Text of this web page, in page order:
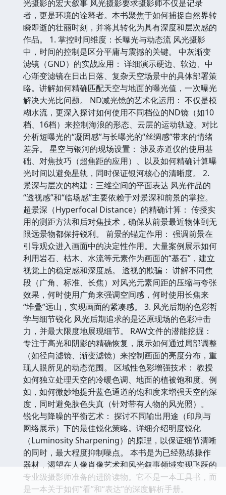
光摄影的宏大叙事 风光摄影要求摄影师不仅是记录
者，更是环境的诠释者。本书聚焦于如何捕捉自然界转
瞬即逝的壮丽时刻，并将其转化为具有深度和层次感的
作品。 1. 掌控时间维度：长曝光与动态流 风光摄影
中，时间的控制是区分平庸与震撼的关键。 中灰渐变
滤镜（GND）的实战应用： 详细演示硬边、软边、中
心渐变滤镜在日出日落、复杂天空场景中的具体部署策
略。讲解如何精确匹配天空与地面的曝光值，一次曝光
解决大光比问题。 ND减光镜的艺术化运用： 不仅是模
糊水流，更深入探讨如何使用不同档位的ND镜（如10
档、16档）来控制海浪的形态、云层的运动轨迹。对比
分析短曝光的“凝固感”与长曝光的“丝绸感”带来的情绪
差异。 星空与银河的现场设置： 涉及赤道仪的使用基
础、对焦技巧（超焦距的应用）、以及如何精确计算曝
光时间以避免星轨，同时保证银河核心的清晰度。 2.
景深与层次的构建：三维空间的平面表达 风光作品的
“透视感”和“临场感”主要依赖于对景深和前景的掌控。
超景深（Hyperfocal Distance）的精确计算： 传授实
用的测距方法和后对焦技术，确保从前景最近物体到无
限远景物都保持锐利。 前景的锚定作用： 强调前景在
引导观众进入画面中的决定性作用。大量案例展示如何
利用岩石、枯木、水流等元素作为画面的“基石”，建立
视觉上的稳定感和深度感。 透视的欺骗： 讲解不同焦
段（广角、标准、长焦）对风光元素间距的压缩与夸张
效果，何时使用广角来强调空间感，何时使用长焦来
“堆叠”远山，实现画面的紧凑感。 3. 风光后期的色彩哲
学与细节锐化 风光后期追求的是还原现场的色彩冲击
力，并最大限度地展现细节。 RAW文件的潜能挖掘：
专注于高光和阴影的精确恢复，展示如何通过局部调整
（如径向滤镜、渐变滤镜）来控制画面的亮度分布，重
现人眼所见的动态范围。 区域性色彩增强技术： 教授
如何独立处理天空的冷暖色调、地面的植被饱和度。例
如，如何微妙地提升蓝色通道的饱和度来增强天空的深
度，同时避免肤色失真（针对带有人物的风光照）。
锐化与降噪的平衡艺术： 探讨不同输出用途（印刷与
网络展示）下的最佳锐化策略。详细介绍明度锐化
（Luminosity Sharpening）的原理，以保证细节清晰
的同时，最大程度抑制噪点。 本书是为已经熟练操作
器材，渴望在人像肖像艺术和风光叙事领域实现飞跃的
专业级摄影师准备的进阶读物。它不是一本工具书，而
是一本关于如何“看”和“表达”的深度解析手册。